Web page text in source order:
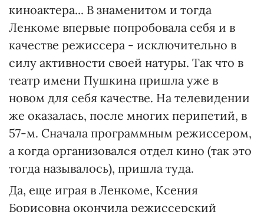
киноактера... В знаменитом и тогда
Ленкоме впервые попробовала себя и в
качестве режиссера - исключительно в
силу активности своей натуры. Так что в
театр имени Пушкина пришла уже в
новом для себя качестве. На телевидении
же оказалась, после многих перипетий, в
57-м. Сначала программным режиссером,
а когда организовался отдел кино (так это
тогда называлось), пришла туда.
Да, еще играя в Ленкоме, Ксения
Борисовна окончила режиссерский